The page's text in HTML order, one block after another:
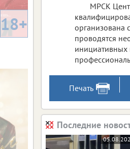
МРСК
организована
проводятся
инициативных
Печать
Последние
18+